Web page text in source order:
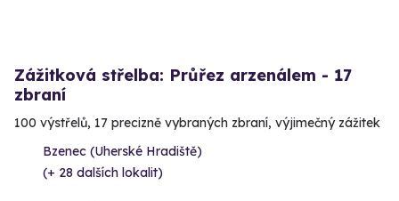
Zážitková střelba: Průřez arzenálem - 17
zbraní
100 výstřelů, 17 precizně vybraných zbraní, výjimečný zážitek
Bzenec (Uherské Hradiště)
(+ 28 dalších lokalit)